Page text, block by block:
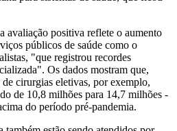
avaliação positiva reflete o aumento
públicos de saúde como o
"que registrou recordes
Os dados mostram que,
cirurgias eletivas, por exemplo,
de 10,8 milhões para 14,7 milhões -
do período pré-pandemia.